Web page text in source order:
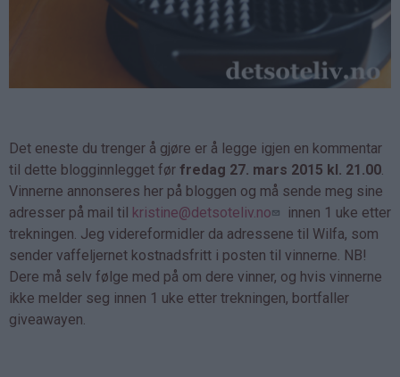
Det eneste du trenger å gjøre er å legge igjen en kommentar
til dette blogginnlegget før fredag 27. mars 2015 kl. 21.00.
Vinnerne annonseres her på bloggen og må sende meg sine
adresser på mail til kristine@detsoteliv.no
innen 1 uke etter
trekningen. Jeg videreformidler da adressene til Wilfa, som
sender vaffeljernet kostnadsfritt i posten til vinnerne. NB!
Dere må selv følge med på om dere vinner, og hvis vinnerne
ikke melder seg innen 1 uke etter trekningen, bortfaller
giveawayen.